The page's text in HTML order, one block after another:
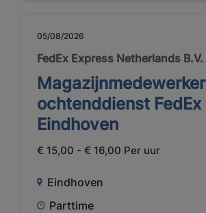
05/08/2026
FedEx Express Netherlands B.V.
Magazijnmedewerker
ochtenddienst FedEx
Eindhoven
€ 15,00 - € 16,00 Per uur
Eindhoven
Parttime